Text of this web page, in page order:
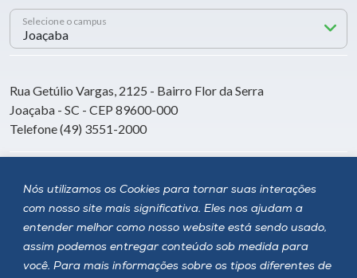
Nós utilizamos os Cookies para tornar suas interações
com nosso site mais significativa. Eles nos ajudam a
entender melhor como nosso website está sendo usado,
assim podemos entregar conteúdo sob medida para
você. Para mais informações sobre os tipos diferentes de
Selecione o campus
Rua Getúlio Vargas, 2125 - Bairro Flor da Serra
Joaçaba - SC - CEP 89600-000
Telefone (49) 3551-2000
Siga a Unoesc